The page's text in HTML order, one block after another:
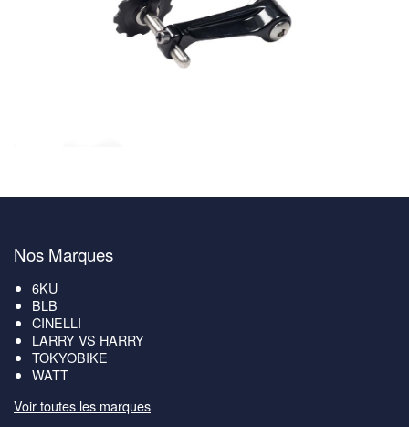
Nos Marques
6KU
BLB
CINELLI
LARRY VS HARRY
TOKYOBIKE
WATT
Voir toutes les marques